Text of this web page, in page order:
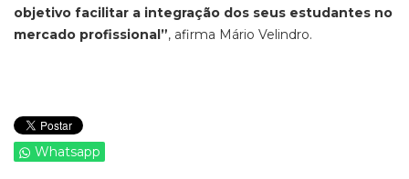
objetivo facilitar a integração dos seus estudantes no
mercado profissional”, afirma Mário Velindro.
Whatsapp